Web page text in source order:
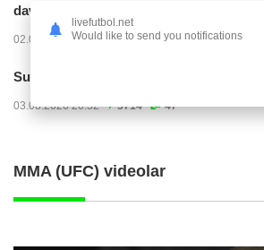
davom ettirishi...
02.08.2026 01:08 3897 47
Superliga. "Dinamo" – "Neftchi" (matnli...
03.08.2026 20:32 3714 47
MMA (UFC) videolar
livefutbol.net
Would like to send you notifications